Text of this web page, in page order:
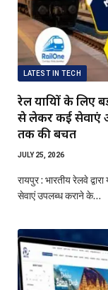
LATEST IN TECH
रेल यात्रियों के
से लेकर कई सेवाएं
तक की बचत
JULY 25, 2026
रायपुर : भारतीय रेलवे
सेवाएं उपलब्ध कराने के…